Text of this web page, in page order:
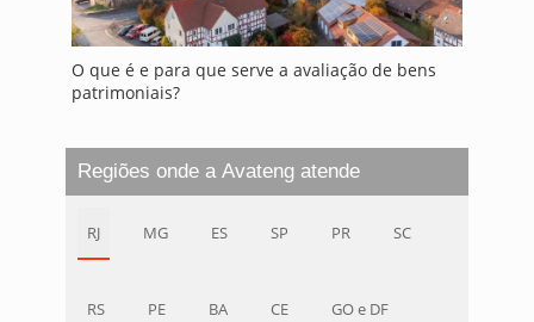
O que é e para que serve a avaliação de bens
patrimoniais?
Regiões onde a Avateng atende
RJ MG ES SP PR SC
RS PE BA CE GO e DF